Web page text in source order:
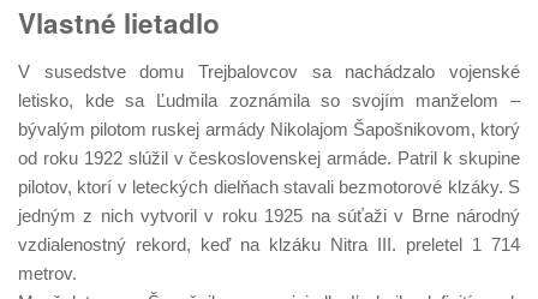
Vlastné lietadlo
V susedstve domu Trejbalovcov sa nachádzalo vojenské
letisko, kde sa Ľudmila zoznámila so svojím manželom –
bývalým pilotom ruskej armády Nikolajom Šapošnikovom, ktorý
od roku 1922 slúžil v československej armáde. Patril k skupine
pilotov, ktorí v leteckých dielňach stavali bezmotorové klzáky. S
jedným z nich vytvoril v roku 1925 na súťaži v Brne národný
vzdialenostný rekord, keď na klzáku Nitra III. preletel 1 714
metrov.